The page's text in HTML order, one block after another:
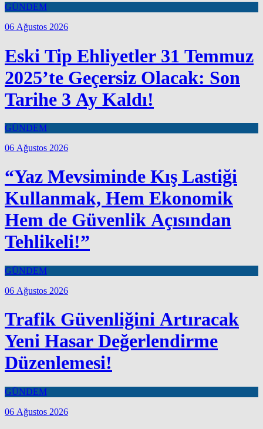
GÜNDEM
06 Ağustos 2026
Eski Tip Ehliyetler 31 Temmuz
2025’te Geçersiz Olacak: Son
Tarihe 3 Ay Kaldı!
GÜNDEM
06 Ağustos 2026
“Yaz Mevsiminde Kış Lastiği
Kullanmak, Hem Ekonomik
Hem de Güvenlik Açısından
Tehlikeli!”
GÜNDEM
06 Ağustos 2026
Trafik Güvenliğini Artıracak
Yeni Hasar Değerlendirme
Düzenlemesi!
GÜNDEM
06 Ağustos 2026